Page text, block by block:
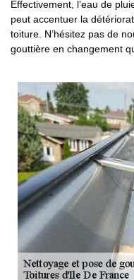
Effectivement, l’eau de
peut accentuer la
toiture. N’hésitez pas de
gouttière en changement